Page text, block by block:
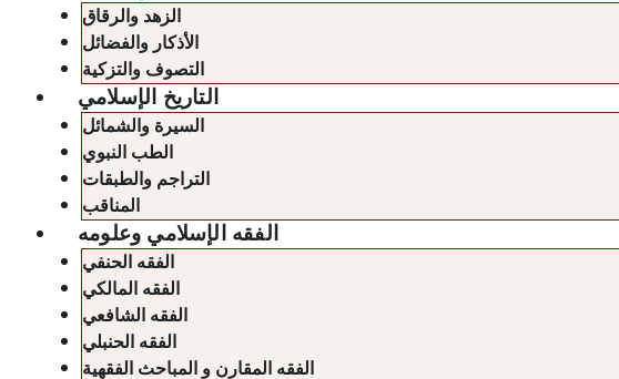
الزهد والرقاق
الأذكار والفضائل
التصوف والتزكية
التاريخ الإسلامي
السيرة والشمائل
الطب النبوي
التراجم والطبقات
المناقب
الفقه الإسلامي وعلومه
الفقه الحنفي
الفقه المالكي
الفقه الشافعي
الفقه الحنبلي
الفقه المقارن و المباحث الفقهية